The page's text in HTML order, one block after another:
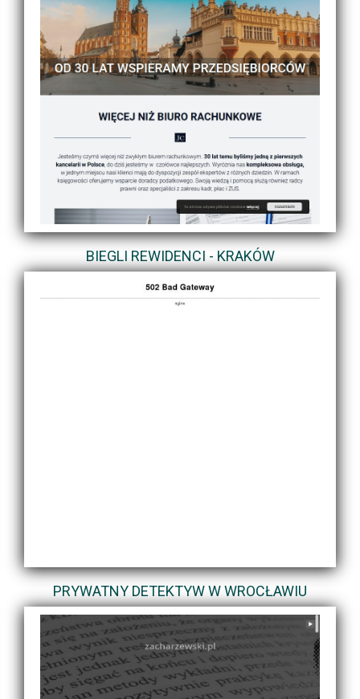
BIEGLI REWIDENCI - KRAKÓW
PRYWATNY DETEKTYW W WROCŁAWIU